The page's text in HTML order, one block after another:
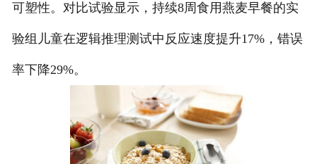
可塑性。对比试验显示，持续8周食用燕麦早餐的实
验组儿童在逻辑推理测试中反应速度提升17%，错误
率下降29%。